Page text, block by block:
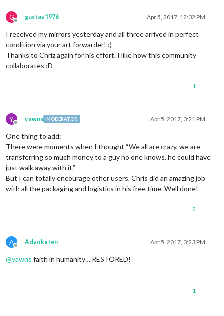
G
Offline
gustav1976 Apr 5, 2017, 12:32 PM
I received my mirrors yesterday and all three arrived in perfect
condition via your art forwarder! :)
Thanks to Chriz again for his effort. I like how this community
collaborates :D
1
Y
Offline
yawns MODERATOR Apr 5, 2017, 3:21 PM
One thing to add:
There were moments when I thought “We all are crazy, we are
transferring so much money to a guy no one knows, he could have
just walk away with it.”
But I can totally encourage other users. Chris did an amazing job
with all the packaging and logistics in his free time. Well done!
2
A
Offline
Advokaten Apr 5, 2017, 3:23 PM
@yawns faith in humanity… RESTORED!
1